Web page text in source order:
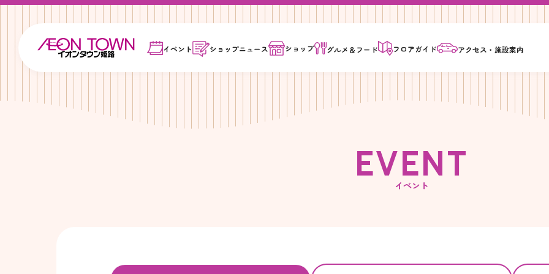
イベント ショップニュース ショップ グルメ＆ フード フロアガイド アクセス・施設案内
EVENT
イベント